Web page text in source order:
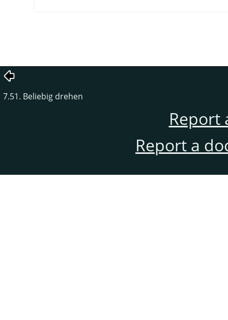
7.51. Beliebig drehen
Report
Report a